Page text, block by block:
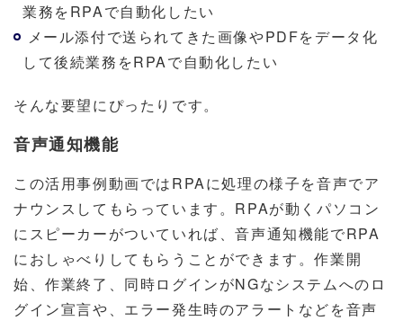
業務をRPAで自動化したい
メール添付で送られてきた画像やPDFをデータ化
して後続業務をRPAで自動化したい
そんな要望にぴったりです。
音声通知機能
この活用事例動画ではRPAに処理の様子を音声でア
ナウンスしてもらっています。RPAが動くパソコン
にスピーカーがついていれば、音声通知機能でRPA
におしゃべりしてもらうことができます。作業開
始、作業終了、同時ログインがNGなシステムへのロ
グイン宣言や、エラー発生時のアラートなどを音声